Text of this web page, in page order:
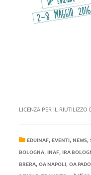
LICENZA PER IL RIUTILIZZO
EDUINAF, EVENTI, NEWS,
BOLOGNA, INAF, IRA
BRERA, OA NAPOLI, OA